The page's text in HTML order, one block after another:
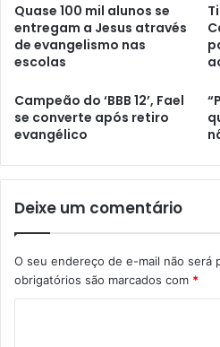
Quase 100 mil alunos se
entregam a Jesus através
de evangelismo nas
escolas
Campeão do ‘BBB 12’, Fael
se converte após retiro
evangélico
Deixe um comentário
O seu endereço de e-mail não será
obrigatórios são marcados com *